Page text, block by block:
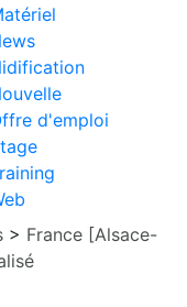
d'emploi
> France [Alsace-